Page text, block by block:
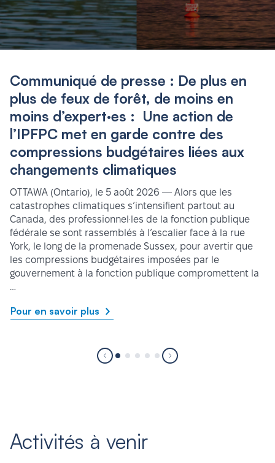
Communiqué de presse : De plus en
plus de feux de forêt, de moins en
moins d’expert·es : Une action de
l’IPFPC met en garde contre des
compressions budgétaires liées aux
changements climatiques
OTTAWA (Ontario), le 5 août 2026 — Alors que les
catastrophes climatiques s’intensifient partout au
Canada, des professionnel·les de la fonction publique
fédérale se sont rassemblés à l’escalier face à la rue
York, le long de la promenade Sussex, pour avertir que
les compressions budgétaires imposées par le
gouvernement à la fonction publique compromettent la
…
Pour en savoir plus
Activités à venir